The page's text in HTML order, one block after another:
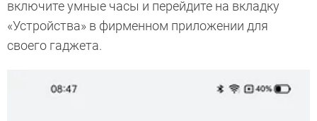
включите умные часы и перейдите на вкладку
«Устройства» в фирменном приложении для
своего гаджета.